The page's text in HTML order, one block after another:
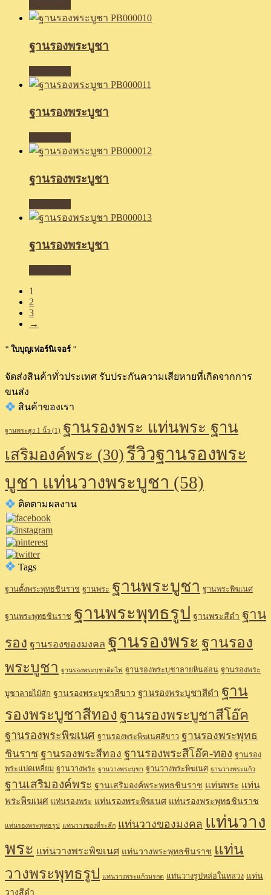
ฐานรองพระบูชา
ฐานรองพระบูชา
ฐานรองพระบูชา
ฐานรองพระบูชา
1
2
3
→
" ใบบุญเฟอร์นิเจอร์ "
จัดส่งสินค้าทั่วประเทศ รับประกันความเสียหายที่เกิดจากการ
ขนส่ง
สินค้าของเรา
ฐานพระสูง 1 นิ้ว (1) ฐานรองพระ แท่นพระ ฐาน
เสริมองค์พระ (30)รีวิวฐานรองพระ
บูชา แท่นวางพระบูชา (58)
ติดตามผลงาน
Tags
ฐานตั้งพระพุทธชินราช ฐานพระ ฐานพระบูชา ฐานพระพิฆเนศ
ฐานพระพุทธชินราช ฐานพระพุทธรูป ฐานพระสีดำ ฐาน
รอง ฐานรองของมงคล ฐานรองพระ ฐานรอง
พระบูชา ฐานรองพระบูชาติดไฟ ฐานรองพระบูชาลายหินอ่อน ฐานรองพระ
บูชาลายไม้สัก ฐานรองพระบูชาสีขาว ฐานรองพระบูชาสีดำ ฐาน
รองพระบูชาสีทอง ฐานรองพระบูชาสีโอ๊ค
ฐานรองพระพิฆเนศ ฐานรองพระพิฆเนศสีขาว ฐานรองพระพุทธ
ชินราช ฐานรองพระสีทอง ฐานรองพระสีโอ๊ค-ทอง ฐานรอง
พระแปดเหลี่ยม ฐานวางพระ ฐานวางพระบูขา ฐานวางพระพิฆเนศ ฐานวางพระแก้ว
ฐานเสริมองค์พระ ฐานเสริมองค์พระพุทธชินราช แท่นพระ แท่น
พระพิฆเนศ แท่นรองพระ แท่นรองพระพิฆเนศ แท่นรองพระพุทธชินราช
แท่นรองพระพุทธรูป แท่นวางของที่ระลึก แท่นวางของมงคล แท่นวาง
พระ แท่นวางพระพิฆเนศ แท่นวางพระพุทธชินราช แท่น
วางพระพุทธรูป แท่นวางพระแก้วมรกต แท่นวางรูปหล่อในหลวง แท่น
วางสีดำ